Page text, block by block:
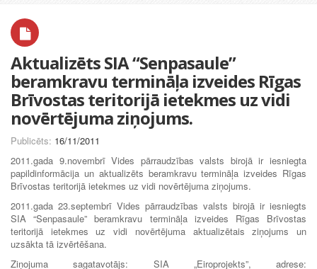
Aktualizēts SIA “Senpasaule”
beramkravu termināļa izveides Rīgas
Brīvostas teritorijā ietekmes uz vidi
novērtējuma ziņojums.
Publicēts: 16/11/2011
2011.gada 9.novembrī Vides pārraudzības valsts birojā ir iesniegta
papildinformācija un aktualizēts beramkravu termināļa izveides Rīgas
Brīvostas teritorijā ietekmes uz vidi novērtējuma ziņojums.
2011.gada 23.septembrī Vides pārraudzības valsts birojā ir iesniegts
SIA “Senpasaule” beramkravu termināļa izveides Rīgas Brīvostas
teritorijā ietekmes uz vidi novērtējuma aktualizētais ziņojums un
uzsākta tā izvērtēšana.
Ziņojuma sagatavotājs: SIA „Eiroprojekts”, adrese: